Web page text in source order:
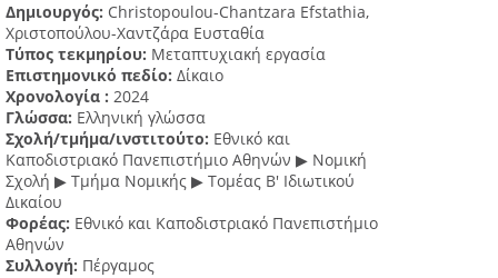
Δημιουργός: Christopoulou-Chantzara Efstathia,
Χριστοπούλου-Χαντζάρα Ευσταθία
Τύπος τεκμηρίου: Μεταπτυχιακή εργασία
Επιστημονικό πεδίο: Δίκαιο
Χρονολογία : 2024
Γλώσσα: Ελληνική γλώσσα
Σχολή/τμήμα/ινστιτούτο: Εθνικό και
Καποδιστριακό Πανεπιστήμιο Αθηνών ▶ Νομική
Σχολή ▶ Τμήμα Νομικής ▶ Τομέας Β' Ιδιωτικού
Δικαίου
Φορέας: Εθνικό και Καποδιστριακό Πανεπιστήμιο
Αθηνών
Συλλογή: Πέργαμος